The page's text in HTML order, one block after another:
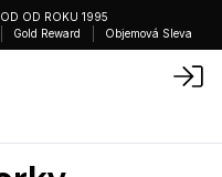
OD ROKU 1995
Gold Reward Objemová Sleva